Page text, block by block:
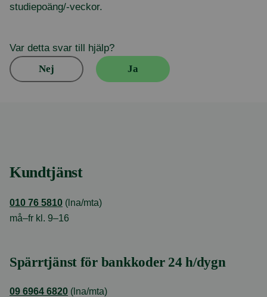
studiepoäng/-veckor.
Var detta svar till hjälp?
Nej
Ja
Kundtjänst
010 76 5810 (lna/mta)
må–fr kl. 9–16
Spärrtjänst för bankkoder 24 h/dygn
09 6964 6820 (lna/mta)